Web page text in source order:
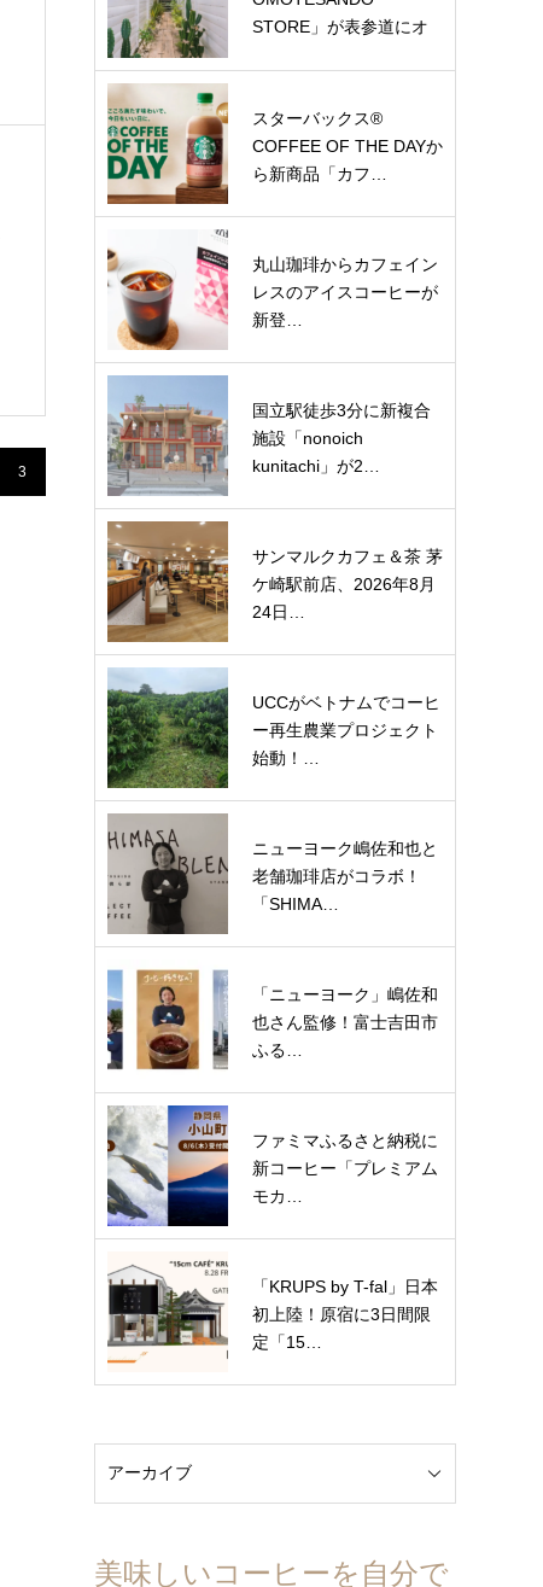
3
STORE」が表参道にオ
スターバックス®
COFFEE OF THE DAYか
ら新商品「カフ…
丸山珈琲からカフェイン
レスのアイスコーヒーが
新登…
国立駅徒歩3分に新複合
施設「nonoich
kunitachi」が2…
サンマルクカフェ＆茶 茅
ケ崎駅前店、2026年8月
24日…
UCCがベトナムでコーヒ
ー再生農業プロジェクト
始動！…
ニューヨーク嶋佐和也と
老舗珈琲店がコラボ！
「SHIMA…
「ニューヨーク」嶋佐和
也さん監修！富士吉田市
ふる…
ファミマふるさと納税に
新コーヒー「プレミアム
モカ…
「KRUPS by T-fal」日本
初上陸！原宿に3日間限
定「15…
美味しいコーヒーを自分で